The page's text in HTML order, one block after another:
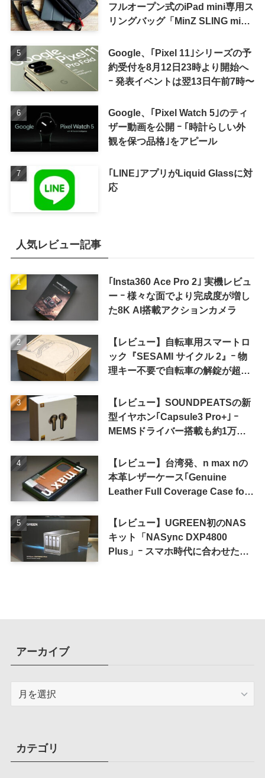
フルオープン式のiPad mini専用ス
リングバッグ「MinZ SLING mini
Google、｢Pixel 11｣シリーズの予
約受付を8月12日23時より開始へ
ｰ 発表イベントは翌13日午前7時〜
Google、｢Pixel Watch 5｣のティ
ザー動画を公開 ｰ ｢時計らしい外
観を保つ品格｣をアピール
｢LINE｣アプリがLiquid Glassに対
応
人気レビュー記事
｢Insta360 Ace Pro 2｣ 実機レビュ
ー ｰ 様々な面でより完成度が増し
た8K AI搭載アクションカメラ
【レビュー】自転車用スマートロ
ック『SESAMI サイクル 2』ｰ 物
理キー不要で自転車の解錠が超簡
【レビュー】SOUNDPEATSの新
型イヤホン｢Capsule3 Pro+｣ ｰ
MEMSドライバー搭載も約1万円
【レビュー】台湾発、n max nの
本革レザーケース｢Genuine
Leather Full Coverage Case for
【レビュー】UGREEN初のNAS
キット「NASync DXP4800
Plus」ｰ スマホ時代に合わせた設
アーカイブ
ブカテゴリ